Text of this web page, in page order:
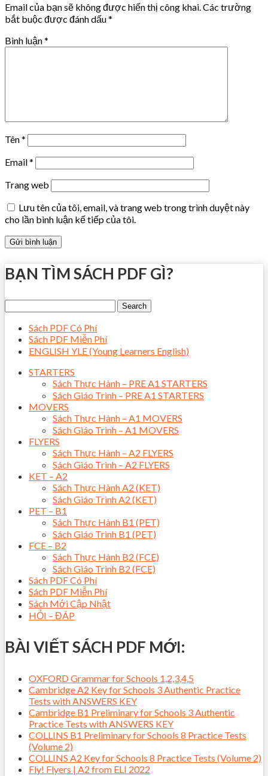
Email của bạn sẽ không được hiển thị công khai.Các trường
bắt buộc được đánh dấu*
Bình luận*
Tên*
Email*
Trang web
Lưu tên của tôi, email, và trang web trong trình duyệt này
cho lần bình luận kế tiếp của tôi.
BẠN TÌM SÁCH PDF GÌ?
Sách PDF Có Phí
Sách PDF Miễn Phí
ENGLISH YLE (Young Learners English)
STARTERS
Sách Thực Hành – PRE A1 STARTERS
Sách Giáo Trình – PRE A1 STARTERS
MOVERS
Sách Thực Hành – A1 MOVERS
Sách Giáo Trình – A1 MOVERS
FLYERS
Sách Thực Hành – A2 FLYERS
Sách Giáo Trình – A2 FLYERS
KET – A2
Sách Thực Hành A2 (KET)
Sách Giáo Trình A2 (KET)
PET – B1
Sách Thực Hành B1 (PET)
Sách Giáo Trình B1 (PET)
FCE – B2
Sách Thực Hành B2 (FCE)
Sách Giáo Trình B2 (FCE)
Sách PDF Có Phí
Sách PDF Miễn Phí
Sách Mới Cập Nhật
HỎI – ĐÁP
BÀI VIẾT SÁCH PDF MỚI:
OXFORD Grammar for Schools 1,2,3,4,5
Cambridge A2 Key for Schools 3 Authentic Practice
Tests with ANSWERS KEY
Cambridge B1 Preliminary for Schools 3 Authentic
Practice Tests with ANSWERS KEY
COLLINS B1 Preliminary for Schools 8 Practice Tests
(Volume 2)
COLLINS A2 Key for Schools 8 Practice Tests (Volume 2)
Fly! Flyers | A2 from ELI 2022